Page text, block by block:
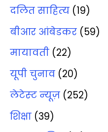
दलित साहित्‍य (19)
बीआर आंबेडकर (59)
मायावती (22)
यूपी चुनाव (20)
लेटेस्‍ट न्‍यूज़ (252)
शिक्षा (39)